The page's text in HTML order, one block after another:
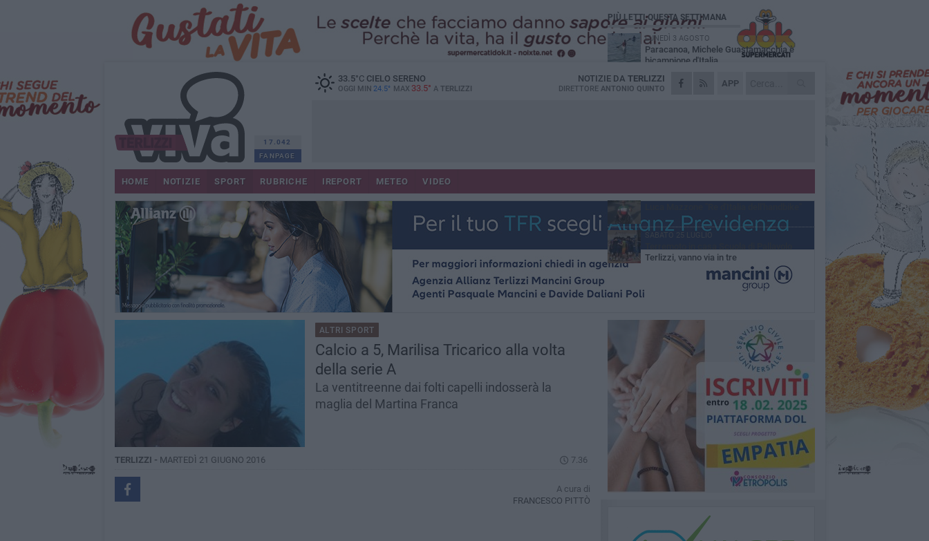
17.042
FANPAGE
33.5°CCIELO SERENO
OGGI MIN 24.5° MAX 33.5° A TERLIZZI
APP
NOTIZIE DA TERLIZZI
DIRETTORE ANTONIO QUINTO
HOME NOTIZIE SPORT RUBRICHE IREPORT METEO VIDEO
ALTRI SPORT
Calcio a 5, Marilisa Tricarico alla volta
della serie A
La ventitreenne dai folti capelli indosserà la
maglia del Martina Franca
TERLIZZI - MARTEDÌ 21 GIUGNO 2016 7.36
A cura di
FRANCESCO PITTÒ
PIÙ LETTI QUESTA SETTIMANA
LUNEDÌ 3 AGOSTO
Paracanoa, Michele Guastamacchia è
bicampione d'Italia
DOMENICA 2 AGOSTO
Serie D femminile, ecco gli organici:
Serie C maschile, Scuola di Pallavolo
MERCOLEDÌ 29 LUGLIO
SABATO 25 LUGLIO
Terlizzi, vanno via in tre